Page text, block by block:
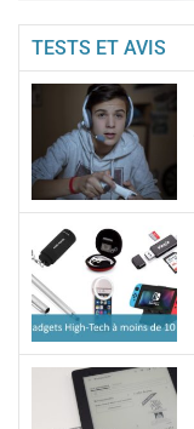
TESTS ET AVIS